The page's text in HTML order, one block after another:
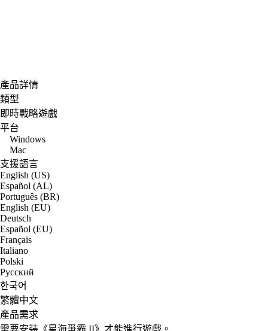
產品詳情
類型
即時戰略遊戲
平台
Windows
Mac
支援語言
English (US)
Español (AL)
Português (BR)
English (EU)
Deutsch
Español (EU)
Français
Italiano
Polski
Русский
한국어
繁體中文
產品需求
需要安裝《星海爭霸 II》才能進行遊戲。